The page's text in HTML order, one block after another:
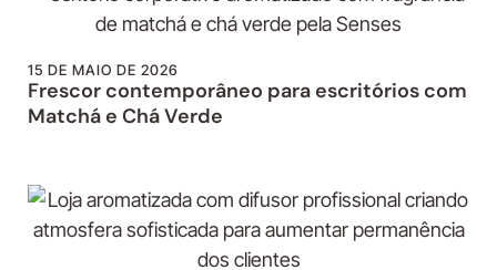
15 DE MAIO DE 2026
Frescor contemporâneo para escritórios com
Matchá e Chá Verde